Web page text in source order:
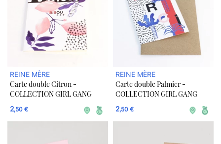
REINE MÈRE
Carte double Citron -
COLLECTION GIRL GANG
2,50 €
REINE MÈRE
Carte double Palmier -
COLLECTION GIRL GANG
2,50 €